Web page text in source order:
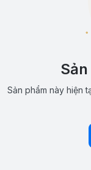
Sản phẩm này hiện